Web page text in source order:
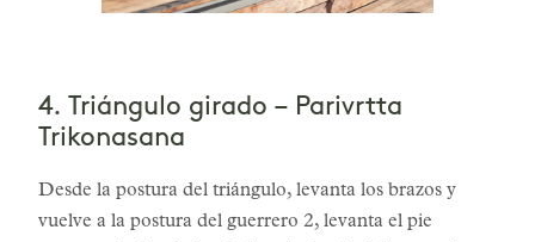
4. Triángulo girado – Parivrtta
Trikonasana
Desde la postura del triángulo, levanta los brazos y
vuelve a la postura del guerrero 2, levanta el pie